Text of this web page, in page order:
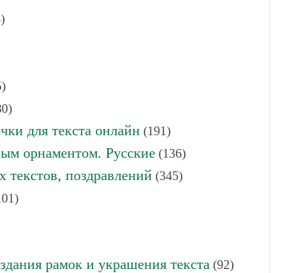
для текста онлайн (191)
орнаментом. Русские (136)
текстов, поздравлений (345)
рамок и украшения текста (92)